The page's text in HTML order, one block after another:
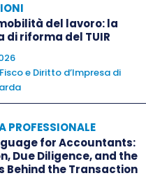
la logica gestionale, il piano
una retribuzione
un catalogo di esenzioni
Il welfare
della norma, senza
improprie.
del lavoro: la
di riforma del TUIR
e Diritto d’Impresa di
PROFESSIONALE
for Accountants:
Due Diligence, and the
Behind the Transaction